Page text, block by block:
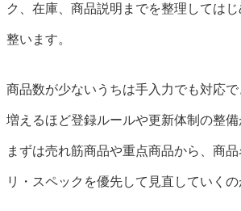
ク、在庫、商品説明までを整理しては
整います。
商品数が少ないうちは手入力でも対応
増えるほど登録ルールや更新体制の整備
まずは売れ筋商品や重点商品から、商
リ・スペックを優先して見直していくの